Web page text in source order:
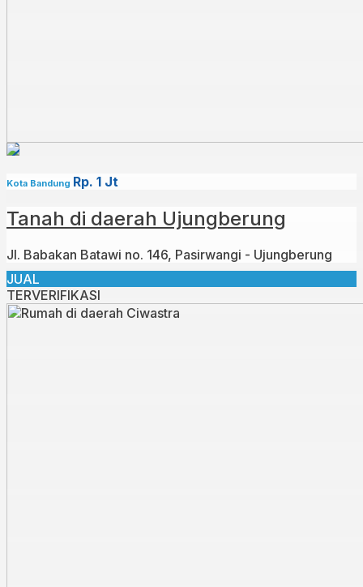
Kota Bandung Rp. 1 Jt
Tanah di daerah Ujungberung
Jl. Babakan Batawi no. 146, Pasirwangi - Ujungberung
JUAL
TERVERIFIKASI